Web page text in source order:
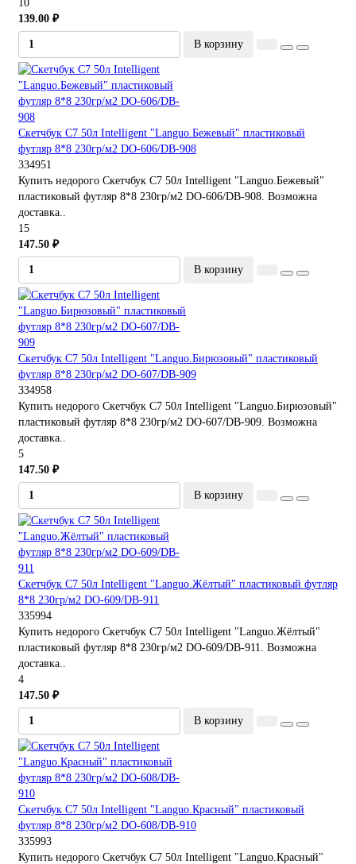
10
139.00 ₽
В корзину
Скетчбук С7 50л Intelligent "Languo.Бежевый" пластиковый
футляр 8*8 230гр/м2 DO-606/DB-908
334951
Купить недорого Скетчбук С7 50л Intelligent "Languo.Бежевый"
пластиковый футляр 8*8 230гр/м2 DO-606/DB-908. Возможна
доставка..
15
147.50 ₽
В корзину
Скетчбук С7 50л Intelligent "Languo.Бирюзовый" пластиковый
футляр 8*8 230гр/м2 DO-607/DB-909
334958
Купить недорого Скетчбук С7 50л Intelligent "Languo.Бирюзовый"
пластиковый футляр 8*8 230гр/м2 DO-607/DB-909. Возможна
доставка..
5
147.50 ₽
В корзину
Скетчбук С7 50л Intelligent "Languo.Жёлтый" пластиковый футляр
8*8 230гр/м2 DO-609/DB-911
335994
Купить недорого Скетчбук С7 50л Intelligent "Languo.Жёлтый"
пластиковый футляр 8*8 230гр/м2 DO-609/DB-911. Возможна
доставка..
4
147.50 ₽
В корзину
Скетчбук С7 50л Intelligent "Languo.Красный" пластиковый
футляр 8*8 230гр/м2 DO-608/DB-910
335993
Купить недорого Скетчбук С7 50л Intelligent "Languo.Красный"